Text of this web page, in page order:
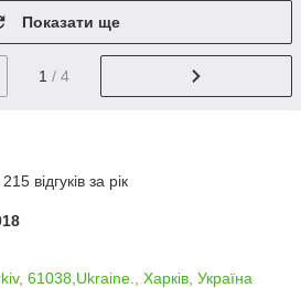
Показати ще
1 / 4
відгуків за рік
61038,Ukraine., Харків, Україна